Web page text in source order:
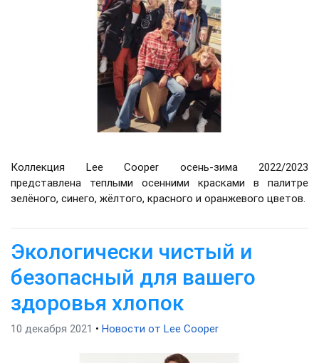
Коллекция Lee Cooper осень-зима 2022/2023
представлена ​​теплыми осенними красками в палитре
зелёного, синего, жёлтого, красного и оранжевого цветов.
Экологически чистый и
безопасный для вашего
здоровья хлопок
10 декабря 2021 • Новости от Lee Cooper